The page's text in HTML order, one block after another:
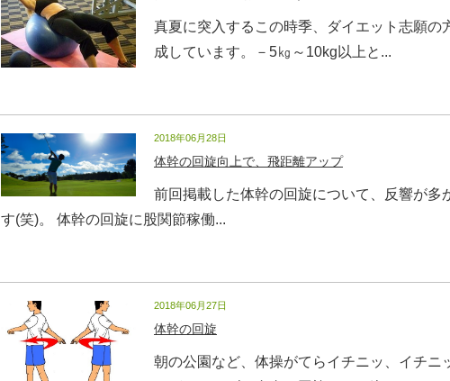
真夏に突入するこの時季、ダイエット志願の
成しています。－5㎏～10kg以上と...
2018年06月28日
体幹の回旋向上で、飛距離アップ
前回掲載した体幹の回旋について、反響が多
す(笑)。 ​体幹の回旋に股関節稼働...
2018年06月27日
体幹の回旋
朝の公園など、体操がてらイチニッ、イチニ